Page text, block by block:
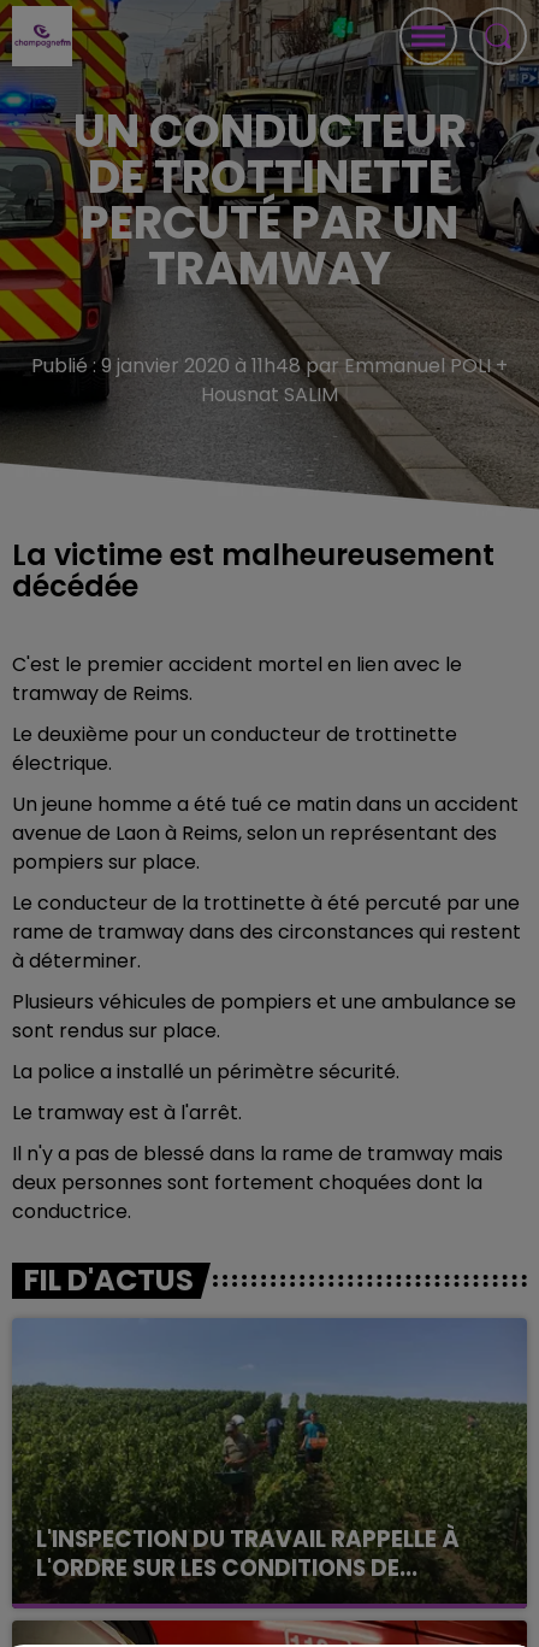
UN CONDUCTEUR
DE TROTTINETTE
PERCUTÉ PAR UN
TRAMWAY
Publié : 9 janvier 2020 à 11h48 par Emmanuel POLI +
Housnat SALIM
La victime est malheureusement
décédée
C'est le premier accident mortel en lien avec le
tramway de Reims.
Le deuxième pour un conducteur de trottinette
électrique.
Un jeune homme a été tué ce matin dans un accident
avenue de Laon à Reims, selon un représentant des
pompiers sur place.
Le conducteur de la trottinette à été percuté par une
rame de tramway dans des circonstances qui restent
à déterminer.
Plusieurs véhicules de pompiers et une ambulance se
sont rendus sur place.
La police a installé un périmètre sécurité.
Le tramway est à l'arrêt.
Il n'y a pas de blessé dans la rame de tramway mais
deux personnes sont fortement choquées dont la
conductrice.
FIL D'ACTUS
L'INSPECTION DU TRAVAIL RAPPELLE À
L'ORDRE SUR LES CONDITIONS DE...
Alors que les dates de début des vendange 2026
s'est avéré être plus précoce que prévu,